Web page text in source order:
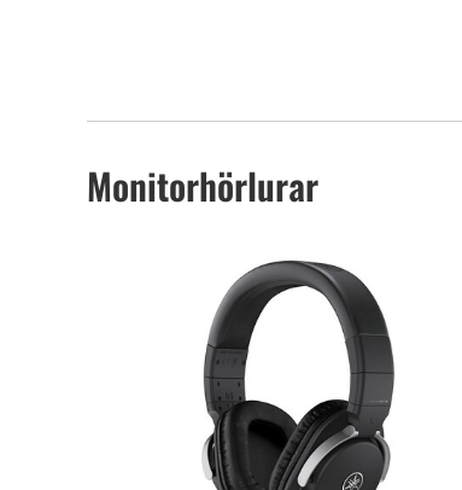
Monitorhörlurar